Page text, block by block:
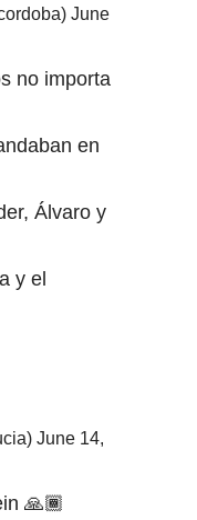
June
no importa
en
Álvaro y
y el
June 14,
🙏🏾